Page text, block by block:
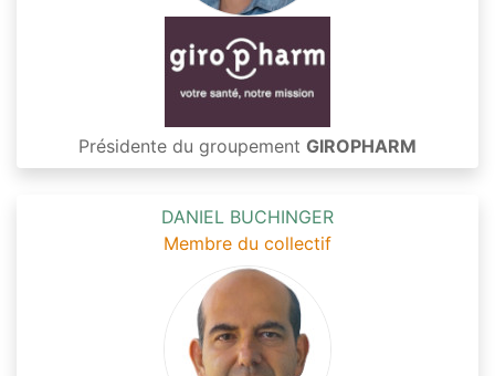
Présidente du groupement GIROPHARM
DANIEL BUCHINGER
Membre du collectif